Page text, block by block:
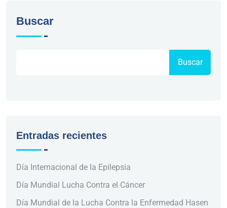
Buscar
Buscar
Entradas recientes
Día Internacional de la Epilepsia
Día Mundial Lucha Contra el Cáncer
Día Mundial de la Lucha Contra la Enfermedad Hasen